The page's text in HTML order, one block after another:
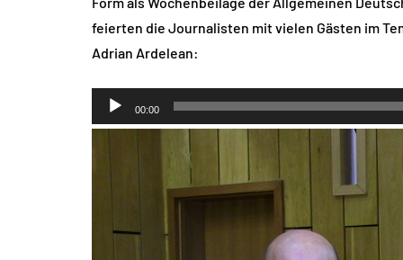
feierten die Journalisten mit vielen Gästen im
Adrian Ardelean:
Audio-
Player
00:00